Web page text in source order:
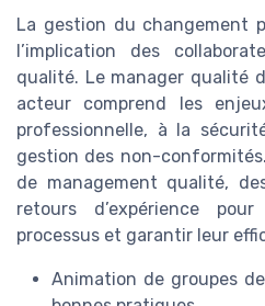
La gestion du changement
l’implication des
qualité. Le manager qualité
acteur comprend les
professionnelle, à la
gestion des non-
de management qualité,
retours d’expérience
processus et garantir leur
Animation de groupes